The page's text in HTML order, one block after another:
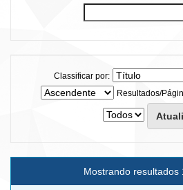
Classificar por:
Resultados/
Mostrando resultados